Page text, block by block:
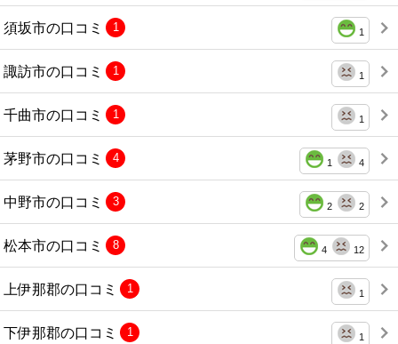
須坂市の口コミ 1
1
諏訪市の口コミ 1
1
千曲市の口コミ 1
1
茅野市の口コミ 1 4
4
中野市の口コミ 2 2
3
松本市の口コミ 4 12
8
上伊那郡の口コミ 1
1
下伊那郡の口コミ 1
1